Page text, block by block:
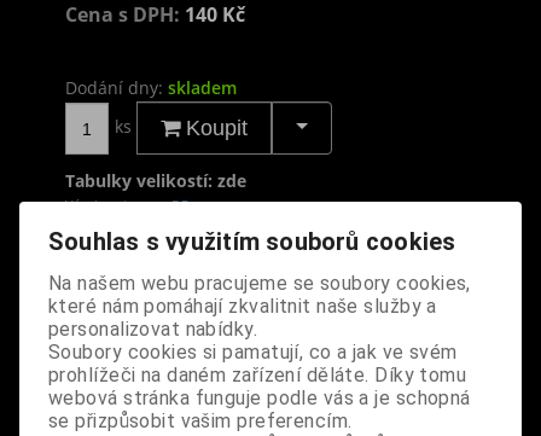
Cena s DPH: 140 Kč
Dodání dny: skladem
ks
Koupit
Tabulky velikostí: zde
Výrobce:import DE
Katalogové číslo:
DOMBKLIBPUS2385
Záruka (měsíců): 24
Dotaz na výrobek
Tisk
materiál: umělá kůže, kov
design: klíčenka s oboustranným motivem kříže,
možno nosit na opasku či na tašce
Souhlas s využitím souborů cookies
Na našem webu pracujeme se soubory cookies,
které nám pomáhají zkvalitnit naše služby a
personalizovat nabídky.
Soubory cookies si pamatují, co a jak ve svém
prohlížeči na daném zařízení děláte. Díky tomu
webová stránka funguje podle vás a je schopná
se přizpůsobit vašim preferencím.